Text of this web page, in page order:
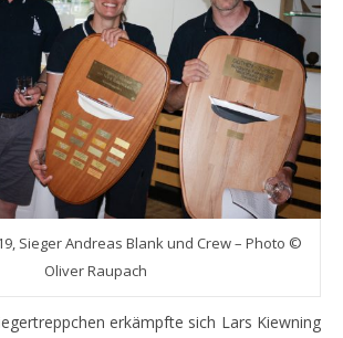
Sieger Andreas Blank und Crew – Photo ©
Oliver Raupach
erkämpfte sich Lars Kiewning